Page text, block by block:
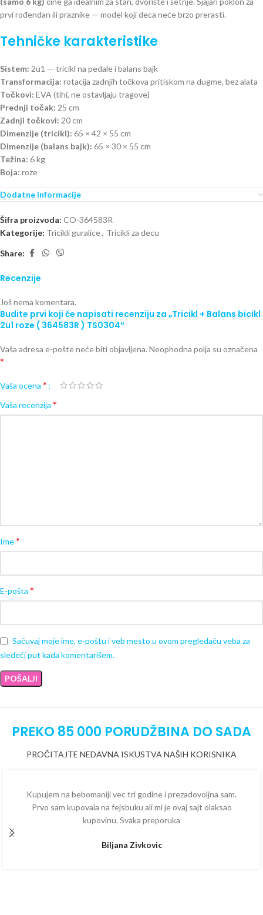
prvi rođendan ili praznike — model koji deca neće brzo prerasti.
Tehničke karakteristike
Sistem: 2u1 — tricikl na pedale i balans bajk
Transformacija: rotacija zadnjih točkova pritiskom na dugme, bez alata
Točkovi: EVA (tihi, ne ostavljaju tragove)
Prednji točak: 25 cm
Zadnji točkovi: 20 cm
Dimenzije (tricikl): 65 × 42 × 55 cm
Dimenzije (balans bajk): 65 × 30 × 55 cm
Težina: 6 kg
Boja: roze
Dodatne informacije
Šifra proizvoda: CO-364583R
Kategorije: Tricikli guralice, Tricikli za decu
Share:
Recenzije
Još nema komentara.
Budite prvi koji će napisati recenziju za „Tricikl + Balans bicikl
2u1 roze ( 364583R ) TS0304“
Vaša adresa e-pošte neće biti objavljena. Neophodna polja su označena
*
Vaša ocena *
Vaša recenzija *
Ime*
E-pošta *
Sačuvaj moje ime, e-poštu i veb mesto u ovom pregledaču veba za
sledeći put kada komentarišem.
PREKO 85 000 PORUDŽBINA DO SADA
PROČITAJTE NEDAVNA ISKUSTVA NAŠIH KORISNIKA
Kupujem na bebomaniji vec tri godine i prezadovoljna sam.
Prvo sam kupovala na fejsbuku ali mi je ovaj sajt olaksao
kupovinu. Svaka preporuka
Biljana Zivkovic